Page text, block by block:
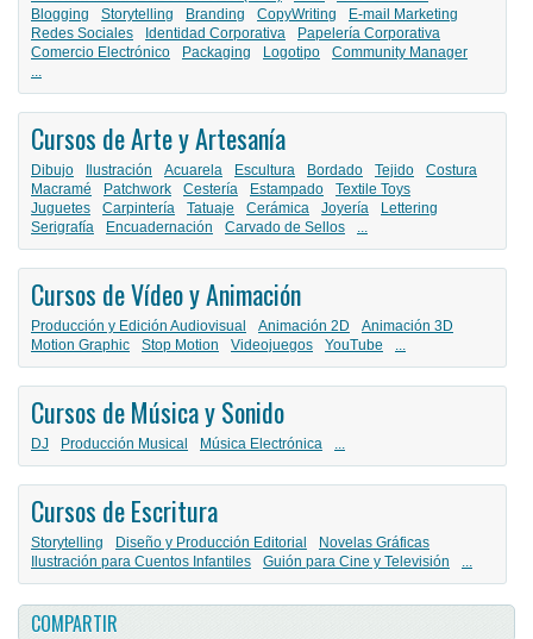
Blogging
Storytelling Branding CopyWriting
E-mail Marketing
Redes Sociales
Identidad Corporativa
Papelería Corporativa
Comercio Electrónico
Packaging Logotipo
Community Manager
...
Cursos de Arte y Artesanía
Dibujo Ilustración Acuarela Escultura Bordado Tejido
Costura
Macramé
Patchwork Cestería Estampado
Textile Toys
Juguetes
Carpintería Tatuaje Cerámica Joyería
Lettering
Serigrafía
Encuadernación Carvado de Sellos ...
Cursos de Vídeo y Animación
Producción y Edición Audiovisual Animación 2D
Animación 3D
Motion Graphic
Stop Motion Videojuegos YouTube ...
Cursos de Música y Sonido
DJ Producción Musical Música Electrónica ...
Cursos de Escritura
Storytelling Diseño y Producción Editorial
Novelas Gráficas
Ilustración para Cuentos Infantiles
Guión para Cine y Televisión ...
COMPARTIR